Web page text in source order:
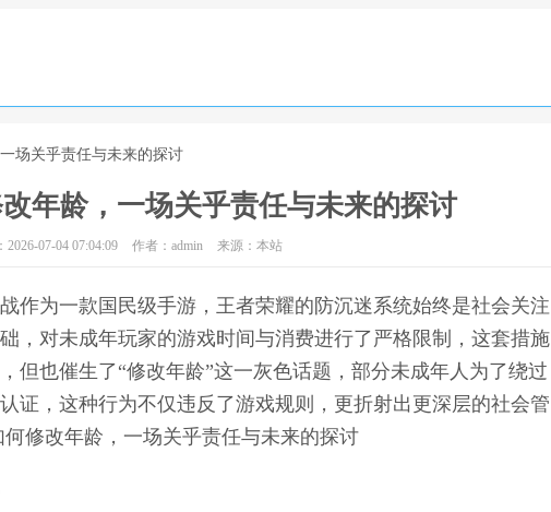
场关乎责任与未来的探讨
年龄，一场关乎责任与未来的探讨
2026-07-04 07:04:09 作者：admin 来源：本站
作为一款国民级手游，王者荣耀的防沉迷系统始终是社会关注
，对未成年玩家的游戏时间与消费进行了严格限制，这套措施
但也催生了“修改年龄”这一灰色话题，部分未成年人为了绕过
证，这种行为不仅违反了游戏规则，更折射出更深层的社会管
修改年龄，一场关乎责任与未来的探讨